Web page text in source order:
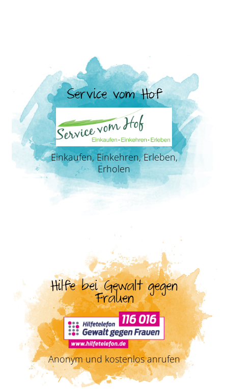
Service vom Hof
Einkaufen, Einkehren, Erleben,
Erholen
Hilfe bei Gewalt gegen
Frauen
Anonym und kostenlos anrufen